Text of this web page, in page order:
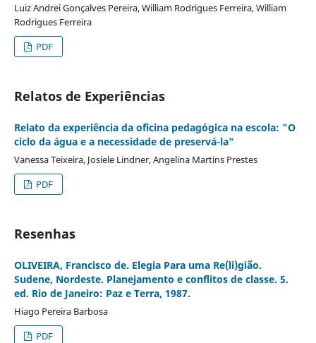
Luiz Andrei Gonçalves Pereira, William Rodrigues Ferreira, William
Rodrigues Ferreira
PDF
Relatos de Experiências
Relato da experiência da oficina pedagógica na escola: "O
ciclo da água e a necessidade de preservá-la"
Vanessa Teixeira, Josiele Lindner, Angelina Martins Prestes
PDF
Resenhas
OLIVEIRA, Francisco de. Elegia Para uma Re(li)gião.
Sudene, Nordeste. Planejamento e conflitos de classe. 5.
ed. Rio de Janeiro: Paz e Terra, 1987.
Hiago Pereira Barbosa
PDF